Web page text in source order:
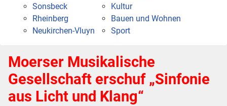
Sonsbeck
Rheinberg
Neukirchen-Vluyn
Kultur
Bauen und Wohnen
Sport
Moerser Musikalische
Gesellschaft erschuf „Sinfonie
aus Licht und Klang“